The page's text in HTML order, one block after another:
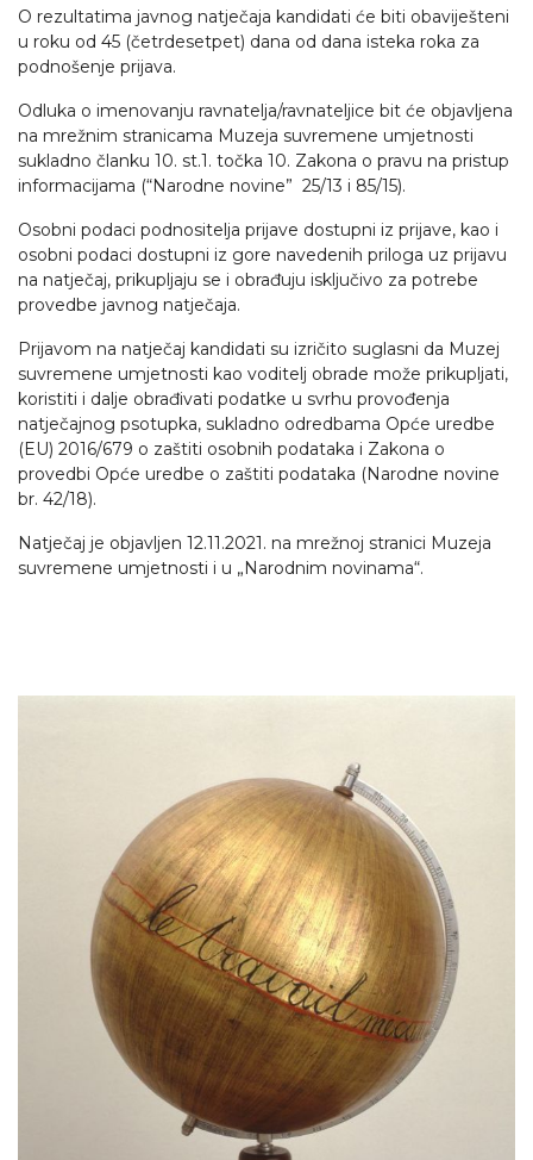
O rezultatima javnog natječaja kandidati će biti obaviješteni
u roku od 45 (četrdesetpet) dana od dana isteka roka za
podnošenje prijava.
Odluka o imenovanju ravnatelja/ravnateljice bit će objavljena
na mrežnim stranicama Muzeja suvremene umjetnosti
sukladno članku 10. st.1. točka 10. Zakona o pravu na pristup
informacijama (“Narodne novine” 25/13 i 85/15).
Osobni podaci podnositelja prijave dostupni iz prijave, kao i
osobni podaci dostupni iz gore navedenih priloga uz prijavu
na natječaj, prikupljaju se i obrađuju isključivo za potrebe
provedbe javnog natječaja.
Prijavom na natječaj kandidati su izričito suglasni da Muzej
suvremene umjetnosti kao voditelj obrade može prikupljati,
koristiti i dalje obrađivati podatke u svrhu provođenja
natječajnog psotupka, sukladno odredbama Opće uredbe
(EU) 2016/679 o zaštiti osobnih podataka i Zakona o
provedbi Opće uredbe o zaštiti podataka (Narodne novine
br. 42/18).
Natječaj je objavljen 12.11.2021. na mrežnoj stranici Muzeja
suvremene umjetnosti i u „Narodnim novinama“.